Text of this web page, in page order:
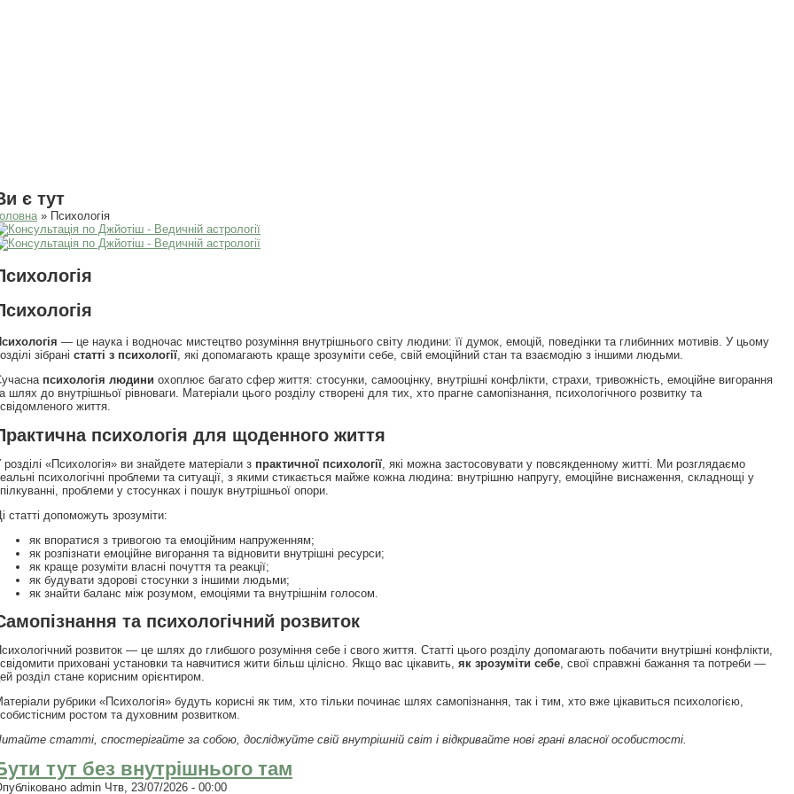
є тут
» Психологія
— це наука і водночас мистецтво розуміння внутрішнього світу людини: її думок, емоцій, поведінки та глибинних мотивів. У цьому
зібрані статті з психології, які допомагають краще зрозуміти себе, свій емоційний стан та взаємодію з іншими людьми.
психологія людини охоплює багато сфер життя: стосунки, самооцінку, внутрішні конфлікти, страхи, тривожність, емоційне вигорання
шлях до внутрішньої рівноваги. Матеріали цього розділу створені для тих, хто прагне самопізнання, психологічного розвитку та
життя.
психологія для щоденного життя
розділі «Психологія» ви знайдете матеріали з практичної психології, які можна застосовувати у повсякденному житті. Ми розглядаємо
психологічні проблеми та ситуації, з якими стикається майже кожна людина: внутрішню напругу, емоційне виснаження, складнощі у
проблеми у стосунках і пошук внутрішньої опори.
Ці статті допоможуть зрозуміти:
як впоратися з тривогою та емоційним напруженням;
як розпізнати емоційне вигорання та відновити внутрішні ресурси;
як краще розуміти власні почуття та реакції;
як будувати здорові стосунки з іншими людьми;
як знайти баланс між розумом, емоціями та внутрішнім голосом.
та психологічний розвиток
розвиток — це шлях до глибшого розуміння себе і свого життя. Статті цього розділу допомагають побачити внутрішні конфлікти,
приховані установки та навчитися жити більш цілісно. Якщо вас цікавить, як зрозуміти себе, свої справжні бажання та потреби —
розділ стане корисним орієнтиром.
рубрики «Психологія» будуть корисні як тим, хто тільки починає шлях самопізнання, так і тим, хто вже цікавиться психологією,
ростом та духовним розвитком.
статті, спостерігайте за собою, досліджуйте свій внутрішній світ і відкривайте нові грані власної особистості.
тут без внутрішнього там
adminЧтв, 23/07/2026 - 00:00